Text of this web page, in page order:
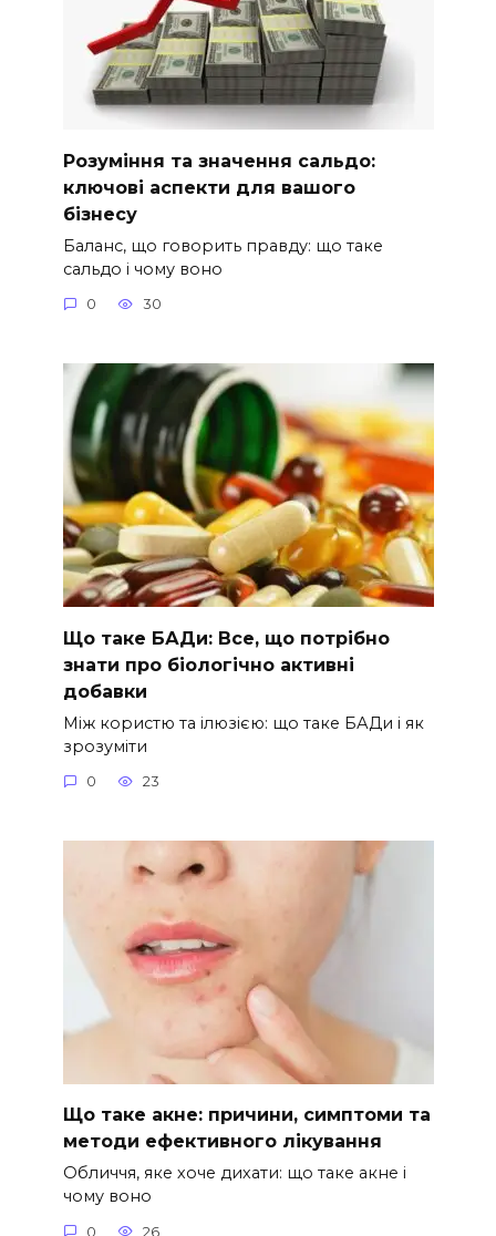
Розуміння та значення сальдо:
ключові аспекти для вашого
бізнесу
Баланс, що говорить правду: що таке
сальдо і чому воно
0 30
Що таке БАДи: Все, що потрібно
знати про біологічно активні
добавки
Між користю та ілюзією: що таке БАДи і як
зрозуміти
0 23
Що таке акне: причини, симптоми та
методи ефективного лікування
Обличчя, яке хоче дихати: що таке акне і
чому воно
0 26